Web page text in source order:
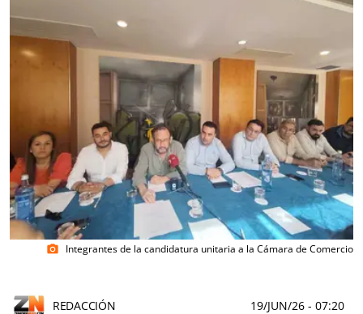
photo_camera Integrantes de la candidatura unitaria a la Cámara de Comercio
REDACCIÓN 19/JUN/26 - 07:20